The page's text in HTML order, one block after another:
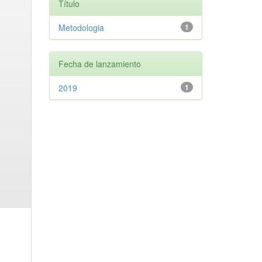
Título
1
Metodologia
Fecha de lanzamiento
1
2019